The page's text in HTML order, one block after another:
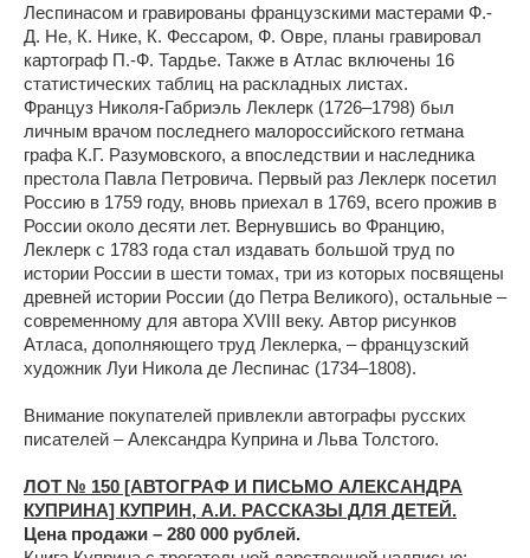
Леспинасом и гравированы французскими мастерами Ф.-
Д. Не, К. Нике, К. Фессаром, Ф. Овре, планы гравировал
картограф П.-Ф. Тардье. Также в Атлас включены 16
статистических таблиц на раскладных листах.
Француз Николя-Габриэль Леклерк (1726–1798) был
личным врачом последнего малороссийского гетмана
графа К.Г. Разумовского, а впоследствии и наследника
престола Павла Петровича. Первый раз Леклерк посетил
Россию в 1759 году, вновь приехал в 1769, всего прожив в
России около десяти лет. Вернувшись во Францию,
Леклерк с 1783 года стал издавать большой труд по
истории России в шести томах, три из которых посвящены
древней истории России (до Петра Великого), остальные –
современному для автора XVIII веку. Автор рисунков
Атласа, дополняющего труд Леклерка, – французский
художник Луи Никола де Леспинас (1734–1808).
Внимание покупателей привлекли автографы русских
писателей – Александра Куприна и Льва Толстого.
ЛОТ № 150 [АВТОГРАФ И ПИСЬМО АЛЕКСАНДРА
КУПРИНА] КУПРИН, А.И. РАССКАЗЫ ДЛЯ ДЕТЕЙ.
Цена продажи – 280 000 рублей.